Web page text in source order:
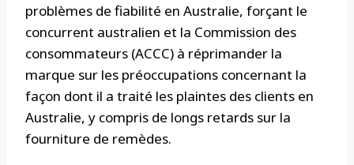
problèmes de fiabilité en Australie, forçant le
concurrent australien et la Commission des
consommateurs (ACCC) à réprimander la
marque sur les préoccupations concernant la
façon dont il a traité les plaintes des clients en
Australie, y compris de longs retards sur la
fourniture de remèdes.